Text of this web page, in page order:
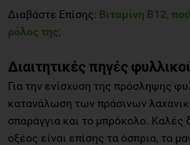
Διαβάστε Επίσης: Βιταμίνη Β12,
ρόλος της;
Διαιτητικές πηγές
Για την ενίσχυση της πρόσληψης
κατανάλωση των πράσινων
σπαράγγια και το μπρόκολο. Καλές
οξέος είναι επίσης τα όσπρια, τα